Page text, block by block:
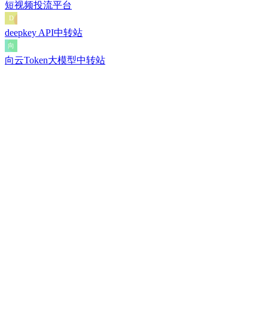
短视频投流平台
deepkey API中转站
向云Token大模型中转站